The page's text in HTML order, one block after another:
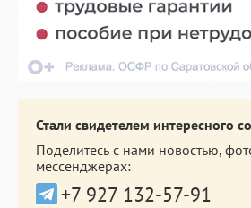
Стали свидетелем интересного
Поделитесь с нами новостью,
мессенджерах:
+7 927 132-57-91